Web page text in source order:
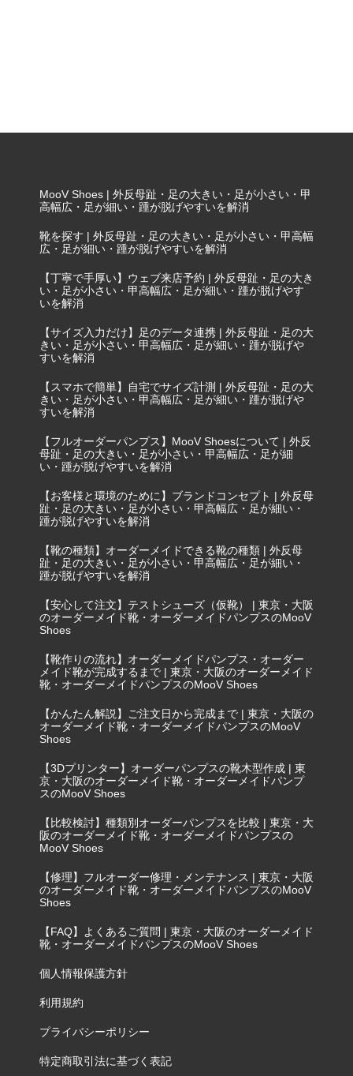
MooV Shoes | 外反母趾・足の大きい・足が小さい・甲
高幅広・足が細い・踵が脱げやすいを解消
靴を探す | 外反母趾・足の大きい・足が小さい・甲高幅
広・足が細い・踵が脱げやすいを解消
【丁寧で手厚い】ウェブ来店予約 | 外反母趾・足の大き
い・足が小さい・甲高幅広・足が細い・踵が脱げやす
いを解消
【サイズ入力だけ】足のデータ連携 | 外反母趾・足の大
きい・足が小さい・甲高幅広・足が細い・踵が脱げや
すいを解消
【スマホで簡単】自宅でサイズ計測 | 外反母趾・足の大
きい・足が小さい・甲高幅広・足が細い・踵が脱げや
すいを解消
【フルオーダーパンプス】MooV Shoesについて | 外反
母趾・足の大きい・足が小さい・甲高幅広・足が細
い・踵が脱げやすいを解消
【お客様と環境のために】ブランドコンセプト | 外反母
趾・足の大きい・足が小さい・甲高幅広・足が細い・
踵が脱げやすいを解消
【靴の種類】オーダーメイドできる靴の種類 | 外反母
趾・足の大きい・足が小さい・甲高幅広・足が細い・
踵が脱げやすいを解消
【安心して注文】テストシューズ（仮靴） | 東京・大阪
のオーダーメイド靴・オーダーメイドパンプスのMooV
Shoes
【靴作りの流れ】オーダーメイドパンプス・オーダー
メイド靴が完成するまで | 東京・大阪のオーダーメイド
靴・オーダーメイドパンプスのMooV Shoes
【かんたん解説】ご注文日から完成まで | 東京・大阪の
オーダーメイド靴・オーダーメイドパンプスのMooV
Shoes
【3Dプリンター】オーダーパンプスの靴木型作成 | 東
京・大阪のオーダーメイド靴・オーダーメイドパンプ
スのMooV Shoes
【比較検討】種類別オーダーパンプスを比較 | 東京・大
阪のオーダーメイド靴・オーダーメイドパンプスの
MooV Shoes
【修理】フルオーダー修理・メンテナンス | 東京・大阪
のオーダーメイド靴・オーダーメイドパンプスのMooV
Shoes
【FAQ】よくあるご質問 | 東京・大阪のオーダーメイド
靴・オーダーメイドパンプスのMooV Shoes
個人情報保護方針
利用規約
プライバシーポリシー
特定商取引法に基づく表記